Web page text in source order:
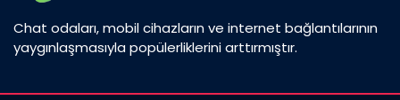
Chat odaları, mobil cihazların ve internet bağlantılarının
yaygınlaşmasıyla popülerliklerini arttırmıştır.